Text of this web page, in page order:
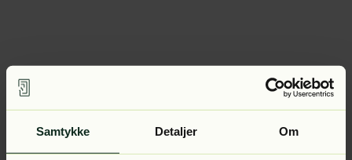
Samtykke Detaljer Om